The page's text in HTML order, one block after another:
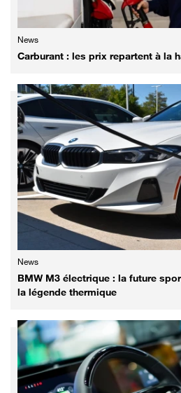
News
Carburant : les prix repartent à la
News
BMW M3 électrique : la future
la légende thermique